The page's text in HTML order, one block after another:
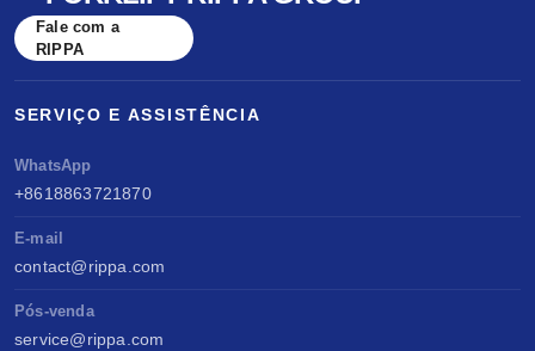
Fale com a
RIPPA
SERVIÇO E ASSISTÊNCIA
WhatsApp
+8618863721870
E-mail
contact@rippa.com
Pós-venda
service@rippa.com